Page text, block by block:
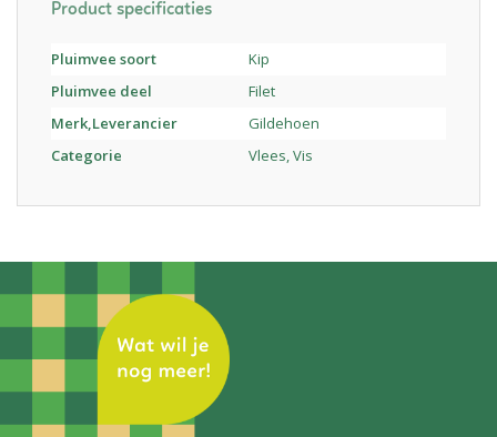
Product specificaties
Pluimvee soort
Kip
Pluimvee deel
Filet
Merk,Leverancier
Gildehoen
Categorie
Vlees, Vis